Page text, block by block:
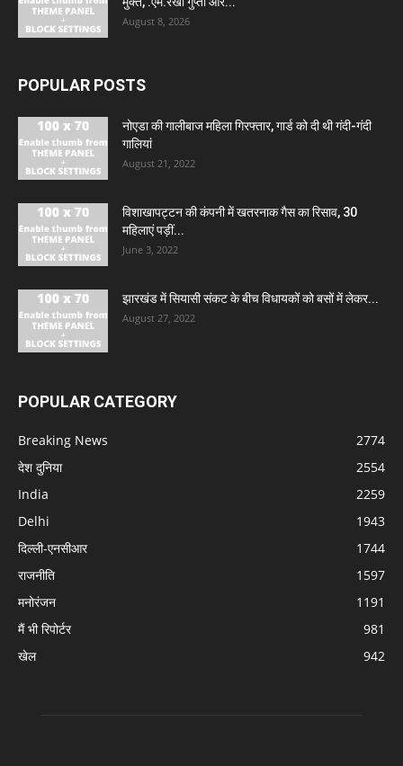
August 8, 2026
POPULAR POSTS
नोएडा की गालीबाज महिला गिरफ्तार, गार्ड को दी थी गंदी-गंदी
गालियां
August 21, 2022
विशाखापट्टन की कंपनी में खतरनाक गैस का रिसाव, 30
महिलाएं पड़ीं...
June 3, 2022
झारखंड में सियासी संकट के बीच विधायकों को बसों में लेकर...
August 27, 2022
POPULAR CATEGORY
Breaking News
2774
देश दुनिया
2554
India
2259
Delhi
1943
दिल्ली-एनसीआर
1744
राजनीति
1597
मनोरंजन
1191
मैं भी रिपोर्टर
981
खेल
942